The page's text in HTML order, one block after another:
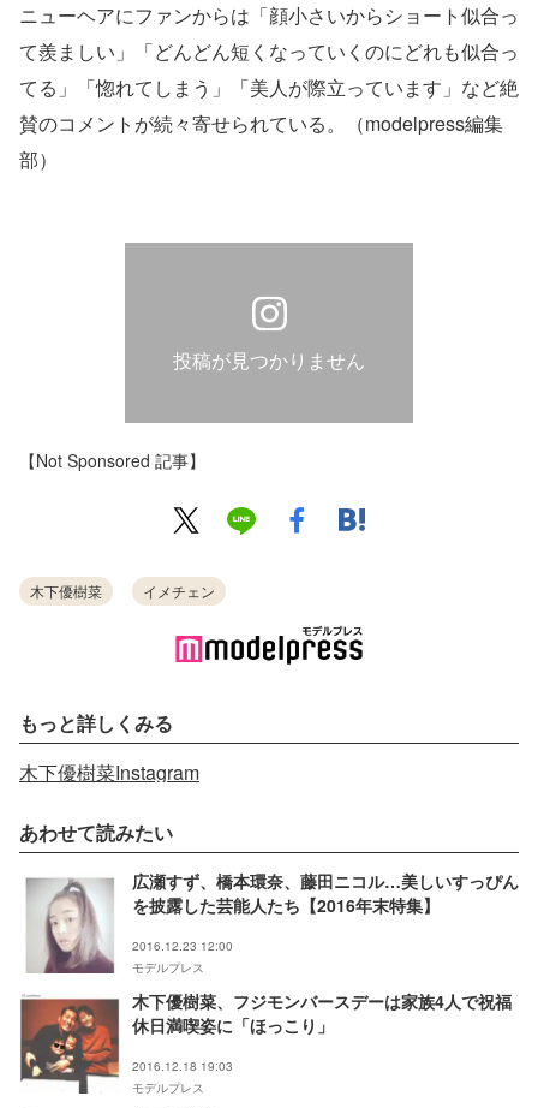
ニューヘアにファンからは「顔小さいからショート似合っ
て羨ましい」「どんどん短くなっていくのにどれも似合っ
てる」「惚れてしまう」「美人が際立っています」など絶
賛のコメントが続々寄せられている。（modelpress編集
部）
投稿が見つかりません
【Not Sponsored 記事】
木下優樹菜 イメチェン
もっと詳しくみる
木下優樹菜Instagram
あわせて読みたい
広瀬すず、橋本環奈、藤田ニコル…美しいすっぴん
を披露した芸能人たち【2016年末特集】
2016.12.23 12:00
モデルプレス
木下優樹菜、フジモンバースデーは家族4人で祝福
休日満喫姿に「ほっこり」
2016.12.18 19:03
モデルプレス